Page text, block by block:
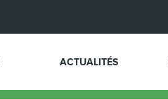
ACTUALITÉS